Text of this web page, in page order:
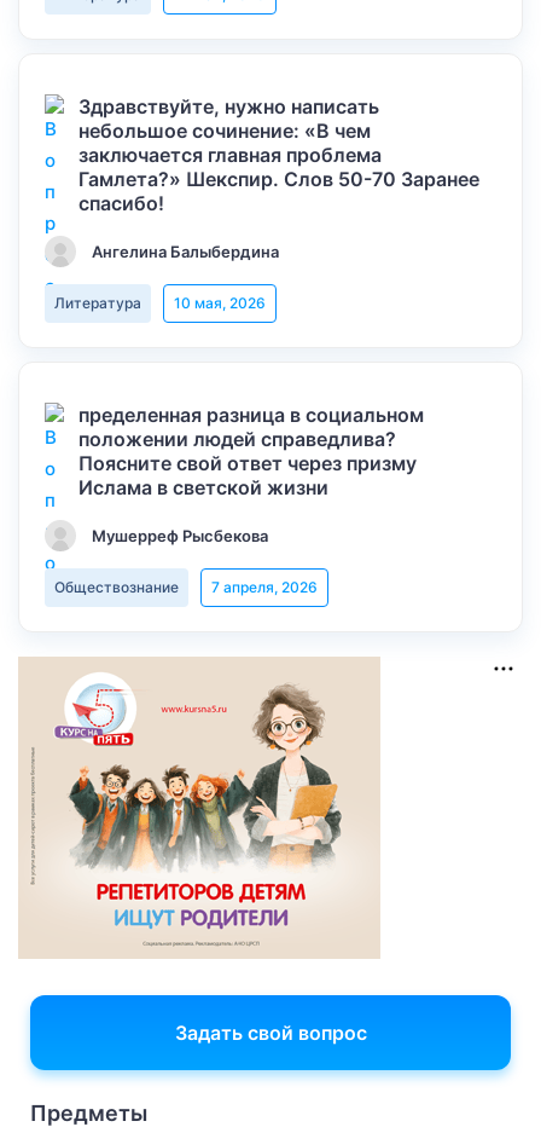
Здравствуйте, нужно написать
небольшое сочинение: «В чем
заключается главная проблема
Гамлета?» Шекспир. Слов 50-70 Заранее
спасибо!
Ангелина Балыбердина
Литература 10 мая, 2026
пределенная разница в социальном
положении людей справедлива?
Поясните свой ответ через призму
Ислама в светской жизни
Мушерреф Рысбекова
Обществознание 7 апреля, 2026
Задать свой вопрос
Предметы